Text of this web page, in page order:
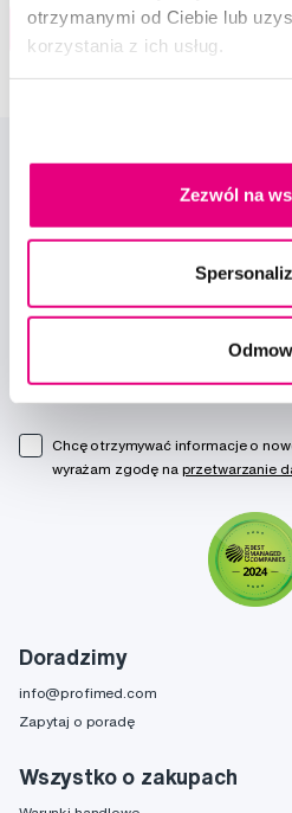
otrzymanymi od Ciebie lub
korzystania z ich usług.
Zezwól na
Do koszyka
1 sklepie
Doradzimy
info@profimed.com
Zapytaj o poradę
Wszystko o zakupach
Nowości i oferty
Chcę otrzymywać informacje o
wyrażam zgodę na przetwarzanie